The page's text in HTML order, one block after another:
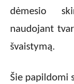
dėmesio
naudojant
švaistymą.
Šie papildomi